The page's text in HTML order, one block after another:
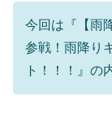
今回は『【雨
参戦！雨降り
ト！！！』の